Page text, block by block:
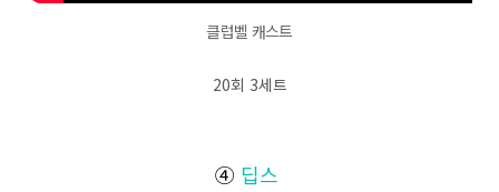
클럽벨 캐스트
20회 3세트
④ 딥스